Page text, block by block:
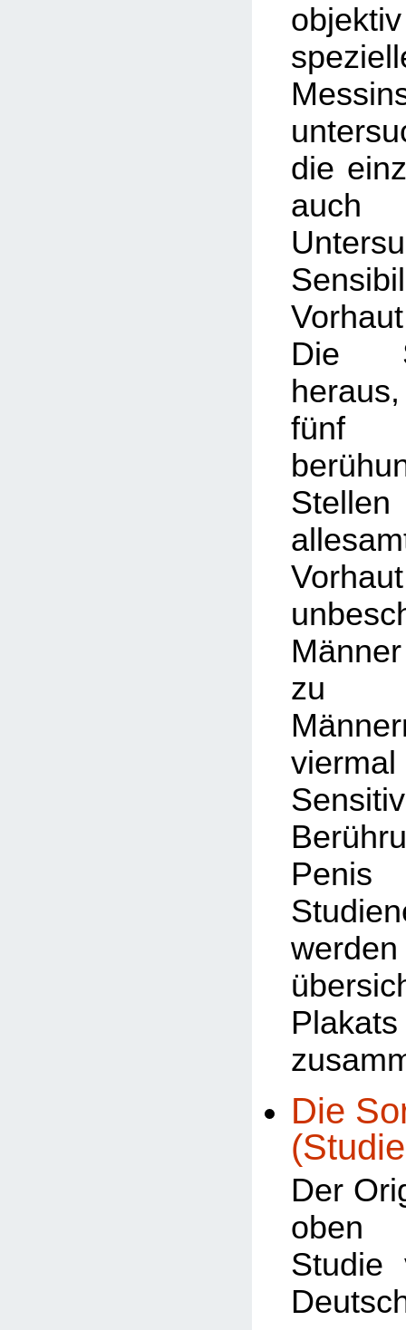
die
Die
fünf
zu
Penis
Plakats
Die
Der
oben
Studie